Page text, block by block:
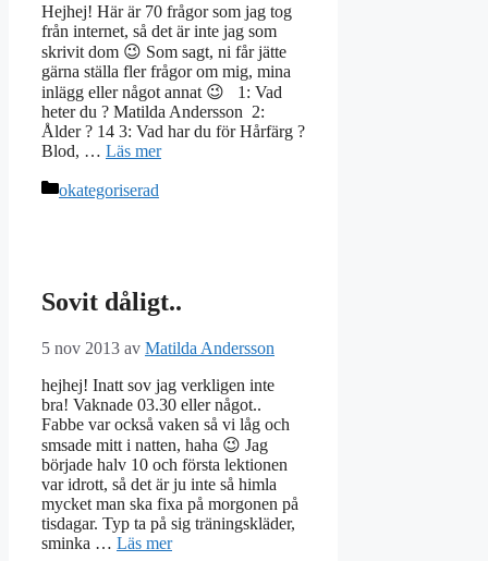
Hejhej! Här är 70 frågor som jag tog
från internet, så det är inte jag som
skrivit dom 😉 Som sagt, ni får jätte
gärna ställa fler frågor om mig, mina
inlägg eller något annat 😉 1: Vad
heter du ? Matilda Andersson 2:
Ålder ? 14 3: Vad har du för Hårfärg ?
Blod, … Läs mer
Kategorier
okategoriserad
Sovit dåligt..
5 nov 2013 av Matilda Andersson
hejhej! Inatt sov jag verkligen inte
bra! Vaknade 03.30 eller något..
Fabbe var också vaken så vi låg och
smsade mitt i natten, haha 😉 Jag
började halv 10 och första lektionen
var idrott, så det är ju inte så himla
mycket man ska fixa på morgonen på
tisdagar. Typ ta på sig träningskläder,
sminka … Läs mer